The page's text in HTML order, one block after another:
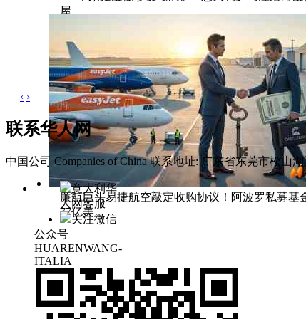
屋
廉航巨头易捷航空敲定收购协议！阿波罗私募基
77亿美
‹ ›
联系华人网
中国公司 Companies of China 联系地址: 广东省东莞市松山
意大利华
人网客服
关注微信
公众号
HUARENWANG-
ITALIA